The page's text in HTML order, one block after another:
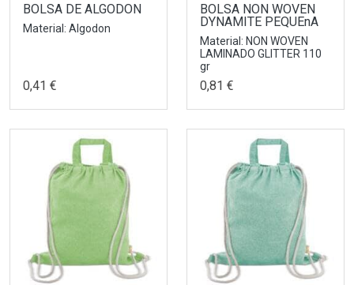
BOLSA DE ALGODON
Material: Algodon
0,41 €
BOLSA NON WOVEN
DYNAMITE PEQUEnA
Material: NON WOVEN
LAMINADO GLITTER 110
gr
0,81 €